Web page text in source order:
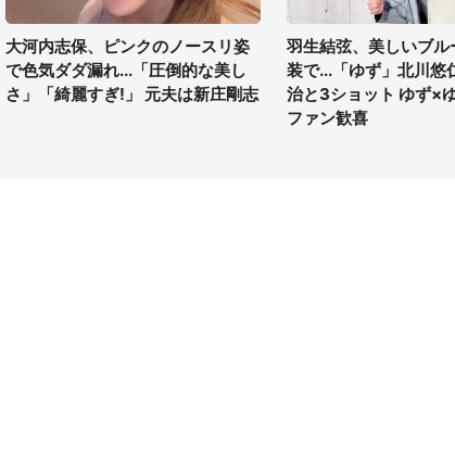
大河内志保、ピンクのノースリ姿
で色気ダダ漏れ...「圧倒的な美し
さ」「綺麗すぎ!」 元夫は新庄剛志
羽生結弦、美しいブル
装で...「ゆず」北川悠
治と3ショット ゆず×
ファン歓喜